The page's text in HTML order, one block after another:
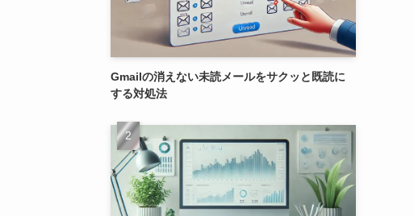
Gmailの消えない未読メールをサクッと既読に
する対処法